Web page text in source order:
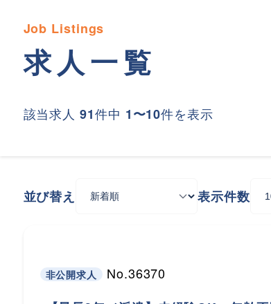
Job Listings
求人一覧
該当求人91件中 1〜10件を表示
並び替え 表示件数
非公開求人
No.36370